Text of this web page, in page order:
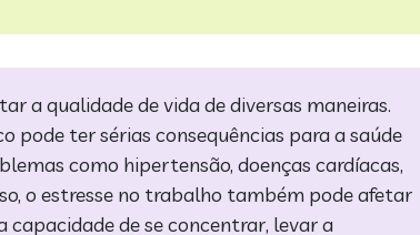
a qualidade de vida de diversas maneiras.
pode ter sérias consequências para a saúde
como hipertensão, doenças cardíacas,
o estresse no trabalho também pode afetar
capacidade de se concentrar, levar a